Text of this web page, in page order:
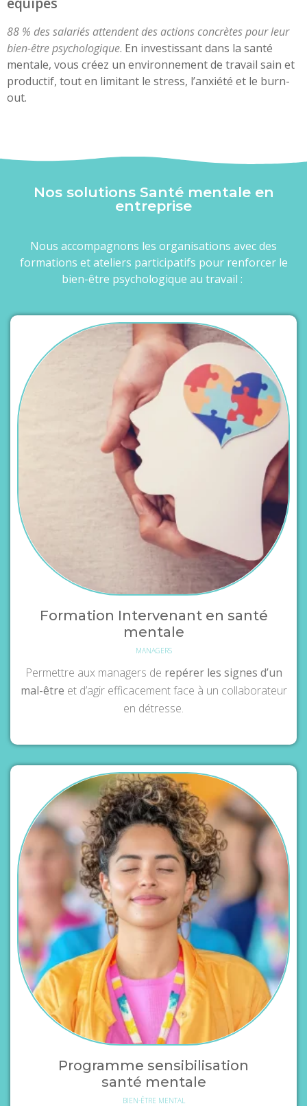
88 % des salariés attendent des actions concrètes pour leur
bien-être psychologique. En investissant dans la santé
mentale, vous créez un environnement de travail sain et
productif, tout en limitant le stress, l’anxiété et le burn-
out.
Nos solutions Santé mentale en
entreprise
Nous accompagnons les organisations avec des
formations et ateliers participatifs pour renforcer le
bien-être psychologique au travail :
Formation Intervenant en santé
mentale
MANAGERS
Permettre aux managers de repérer les signes d’un
mal-être et d’agir efficacement face à un collaborateur
en détresse.
Programme sensibilisation
santé mentale
BIEN-ÊTRE MENTAL